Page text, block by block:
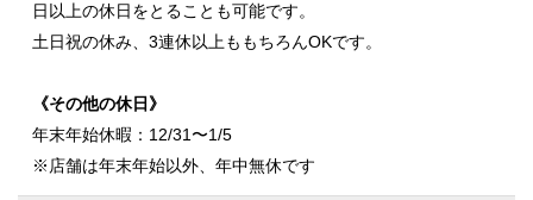
日以上の休日をとることも可能です。
土日祝の休み、3連休以上ももちろんOKです。
《その他の休日》
年末年始休暇：12/31〜1/5
※店舗は年末年始以外、年中無休です